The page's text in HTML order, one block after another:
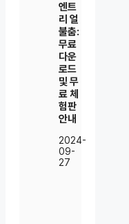
엔트
리 얼
불춤:
무료
다운
로드
및 무
료 체
험판
안내
2024-
09-
27